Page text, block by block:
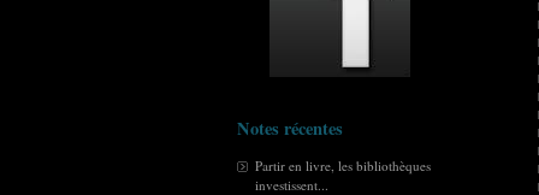
Notes récentes
Partir en livre, les bibliothèques
investissent...